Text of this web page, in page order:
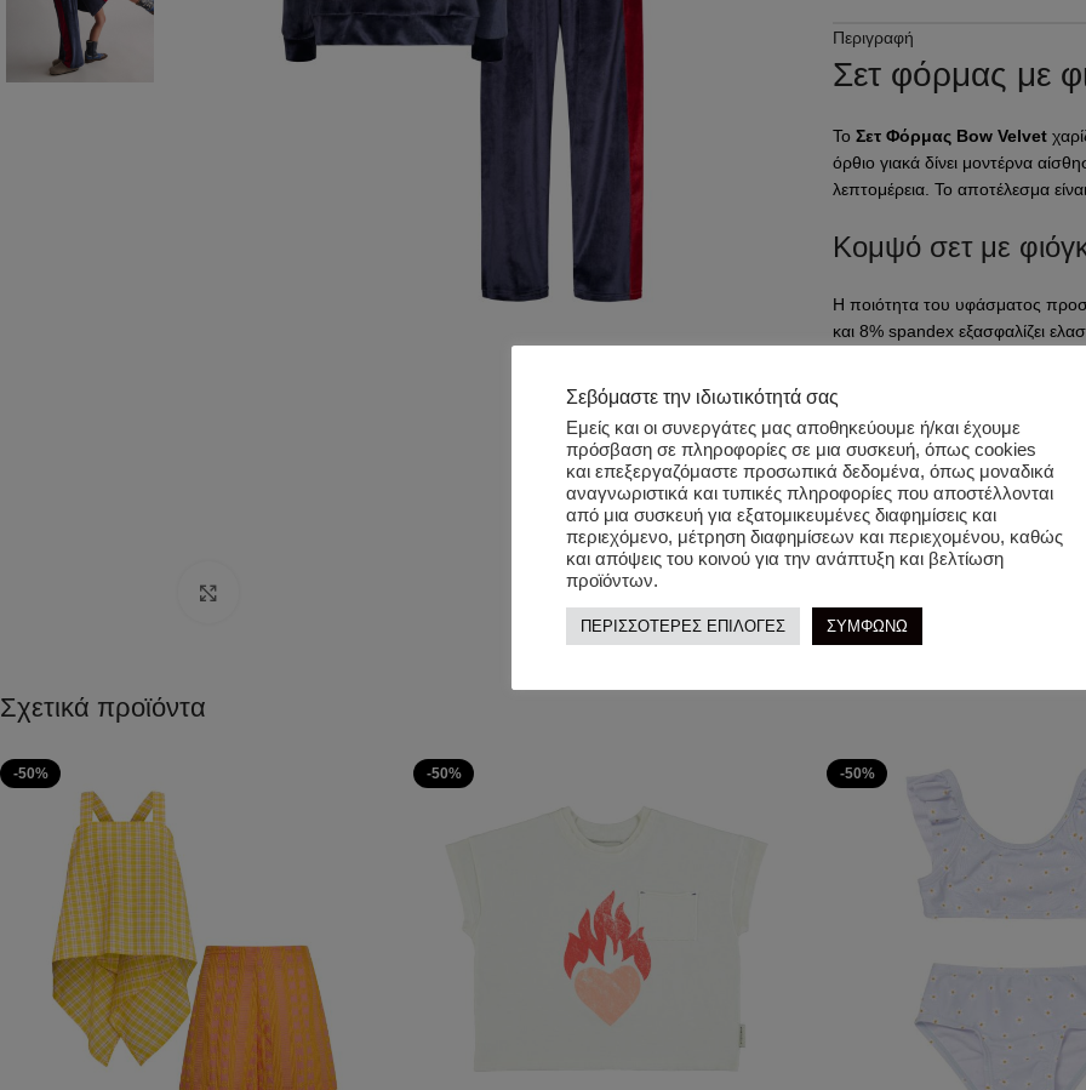
Περιγραφή
Σετ φόρμας με
Το Σετ Φόρμας Bow Velvet
όρθιο γιακά δίνει μοντέρνα
λεπτομέρεια. Το αποτέλεσμα
Κομψό σετ με
Η ποιότητα του υφάσματος
και 8% spandex εξασφαλίζει
κίνηση, κάνοντάς το ιδανικό για
Σετ φόρμας με
ΤοΣετ Φόρμας Bow Velvet
γκαρνταρόμπα. Ο κομψός
στιγμές. Η ελληνική κατασκευή
Κωδικός προϊόντος:t6589
Κατηγορίες: ΚΟΡΙΤΣΙ , ΚΟΡΙΤΣΙ
Ετικέτα: TWO IN A CASTLE
Share:
Σχετικά προϊόντα
-50% -50% -50%
Σεβόμαστε την ιδιωτικότητά σας
Εμείς και οι συνεργάτες μας αποθηκεύουμε ή/και έχουμε
πρόσβαση σε πληροφορίες σε μια συσκευή, όπως cookies
και επεξεργαζόμαστε προσωπικά δεδομένα, όπως μοναδικά
αναγνωριστικά και τυπικές πληροφορίες που αποστέλλονται
από μια συσκευή για εξατομικευμένες διαφημίσεις και
περιεχόμενο, μέτρηση διαφημίσεων και περιεχομένου, καθώς
και απόψεις του κοινού για την ανάπτυξη και βελτίωση
προϊόντων.
ΠΕΡΙΣΣΟΤΕΡΕΣ ΕΠΙΛΟΓΕΣ ΣΥΜΦΩΝΩ